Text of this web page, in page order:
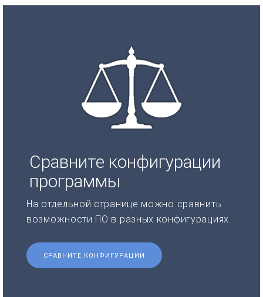
Сравните конфигурации
программы
На отдельной странице можно сравнить
возможности ПО в разных конфигурациях.
СРАВНИТЕ КОНФИГУРАЦИИ